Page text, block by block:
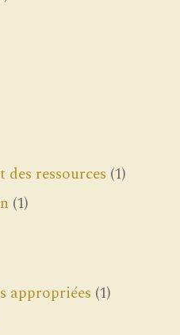
ressources (1)
(1)
appropriées (1)